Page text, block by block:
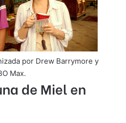
por Drew Barrymore y
Max.
de Miel en